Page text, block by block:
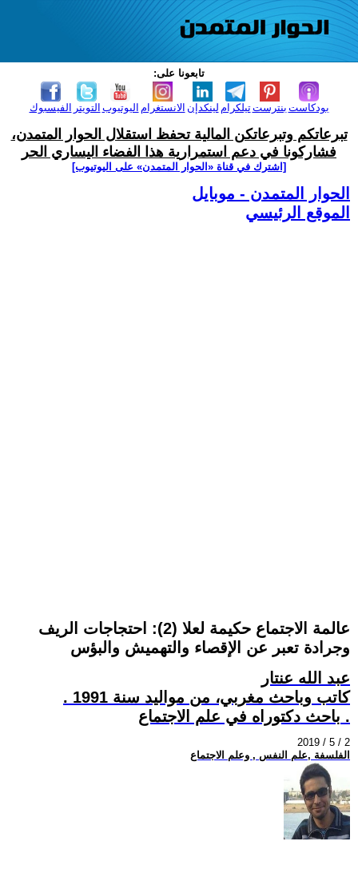
تابعونا على:
الفيسبوك التويتر اليوتيوب الانستغرام لينكدإن تيلكرامبنترست بودكاست
تبرعاتكم وتبرعاتكن المالية تحفظ استقلال الحوار المتمدن،
فشاركونا في دعم استمرارية هذا الفضاء اليساري الحر
[اشترك في قناة ‫«الحوار المتمدن» على اليوتيوب]
الحوار المتمدن - موبايل
الموقع الرئيسي
عالمة الاجتماع حكيمة لعلا (2): احتجاجات الريف
وجرادة تعبر عن الإقصاء والتهميش والبؤس
عبد الله عنتار
كاتب وباحث مغربي، من مواليد سنة 1991 .
باحث دكتوراه في علم الاجتماع .
2019 / 5 / 2
الفلسفة ,علم النفس , وعلم الاجتماع